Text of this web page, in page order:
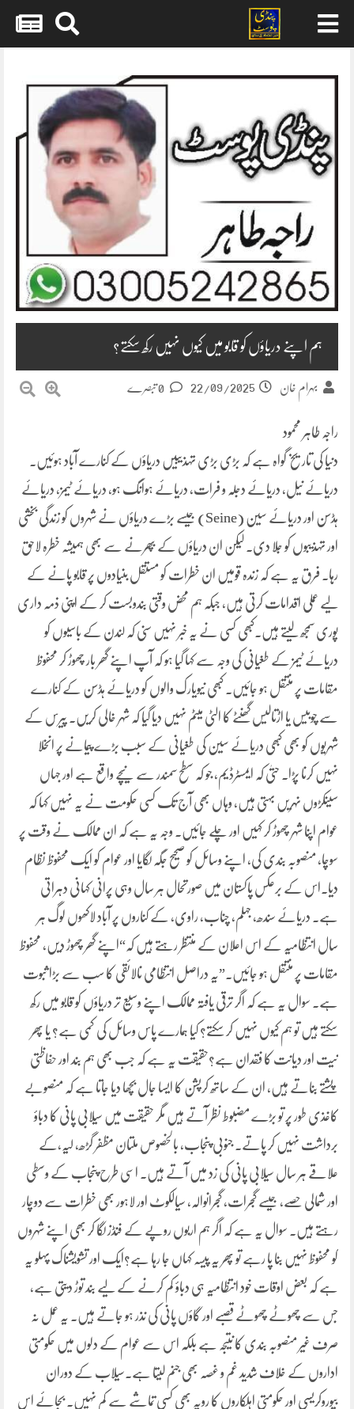
content
ہم اپنے دریاؤں کو قابو میں کیوں نہیں رکھ سکتے؟
بہرام خان 22/09/2025
راجہ طاہر محمود
دنیا کی تاریخ گواہ ہے کہ بڑی بڑی تہذیبیں دریاؤں کے کنارے آباد ہوئیں۔
دریائے نیل، دریائے دجلہ و فرات، دریائے ہوانگ ہو، دریائے ٹیمز، دریائے
ہڈسن اور دریائے سین (Seine) جیسے بڑے دریاؤں نے شہروں کو زندگی بخشی
اور تہذیبوں کو جِلا دی۔ لیکن ان دریاؤں کے بپھرنے سے بھی ہمیشہ خطرہ لاحق
رہا۔ فرق یہ ہے کہ زندہ قومیں ان خطرات کو مستقل بنیادوں پر قابو پانے کے
لیے عملی اقدامات کرتی ہیں، جبکہ ہم محض وقتی بندوبست کر کے اپنی ذمہ داری
پوری سمجھ لیتے ہیں۔کبھی کسی نے یہ خبر نہیں سنی کہ لندن کے باسیوں کو
دریائے ٹیمز کے طغیانی کی وجہ سے کہا گیا ہو کہ آپ اپنے گھر بار چھوڑ کر محفوظ
مقامات پر منتقل ہو جائیں۔ کبھی نیویارک والوں کو دریائے ہڈسن کے کنارے
سے چوبیس یا اڑتالیس گھنٹے کا الٹی میٹم نہیں دیا گیا کہ شہر خالی کریں۔ پیرس کے
شہریوں کو بھی کبھی دریائے سین کی طغیانی کے سبب بڑے پیمانے پر انخلا
نہیں کرنا پڑا۔ حتیٰ کہ ایمسٹرڈیم، جو کہ سطح سمندر سے نیچے واقع ہے اور جہاں
سینکڑوں نہریں بہتی ہیں، وہاں بھی آج تک کسی حکومت نے یہ نہیں کہا کہ
عوام اپنا شہر چھوڑ کر کہیں اور چلے جائیں۔ وجہ یہ ہے کہ ان ممالک نے وقت پر
سوچا، منصوبہ بندی کی، اپنے وسائل کو صحیح جگہ لگایا اور عوام کو ایک محفوظ نظام
دیا۔اس کے برعکس پاکستان میں صورتحال ہر سال وہی پرانی کہانی دہراتی
ہے۔ دریائے سندھ، جہلم، چناب، راوی، کے کناروں پر آباد لاکھوں لوگ ہر
سال انتظامیہ کے اس اعلان کے منتظر رہتے ہیں کہ“اپنے گھر چھوڑ دیں، محفوظ
مقامات پر منتقل ہو جائیں۔”یہ دراصل انتظامی نالائقی کا سب سے بڑا ثبوت
ہے۔ سوال یہ ہے کہ اگر ترقی یافتہ ممالک اپنے وسیع تر دریاؤں کو قابو میں رکھ
سکتے ہیں تو ہم کیوں نہیں کر سکتے؟ کیا ہمارے پاس وسائل کی کمی ہے؟ یا پھر
نیت اور دیانت کا فقدان ہے؟حقیقت یہ ہے کہ جب بھی ہم بند اور حفاظتی
پشتے بناتے ہیں، ان کے ساتھ کرپشن کا ایسا جال بچھا دیا جاتا ہے کہ منصوبے
کاغذی طور پر تو بڑے مضبوط نظر آتے ہیں مگر حقیقت میں سیلابی پانی کا دباؤ
برداشت نہیں کر پاتے۔ جنوبی پنجاب، بالخصوص ملتان مظفر گڑھ، لیہ،کے
علاقے ہر سال سیلابی پانی کی زد میں آتے ہیں۔ اسی طرح پنجاب کے وسطی
اور شمالی حصے، جیسے گجرات، گجرانوالہ، سیالکوٹ اور لاہور بھی خطرات سے دوچار
رہتے ہیں۔ سوال یہ ہے کہ اگر ہم اربوں روپے کے فنڈز لگا کر بھی اپنے شہروں
کو محفوظ نہیں بنا پا رہے تو پھر یہ پیسہ کہاں جا رہا ہے؟ایک اور تشویشناک پہلو یہ
ہے کہ بعض اوقات خود انتظامیہ ہی دباؤ کم کرنے کے لیے بند توڑ دیتی ہے،
جس سے چھوٹے چھوٹے قصبے اور گاؤں پانی کی نذر ہو جاتے ہیں۔ یہ عمل نہ
صرف غیر منصوبہ بندی کا نتیجہ ہے بلکہ اس سے عوام کے دلوں میں حکومتی
اداروں کے خلاف شدید غم و غصہ بھی جنم لیتا ہے۔سیلاب کے دوران
بیوروکریسی اور حکومتی اہلکاروں کا رویہ بھی کسی تماشے سے کم نہیں۔ بجائے اس